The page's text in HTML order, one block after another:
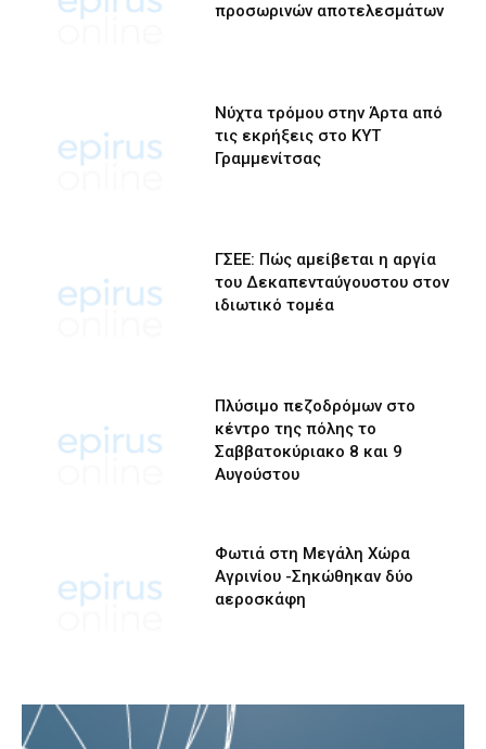
προσωρινών αποτελεσμάτων
Νύχτα τρόμου στην Άρτα από
τις εκρήξεις στο ΚΥΤ
Γραμμενίτσας
ΓΣΕΕ: Πώς αμείβεται η αργία
του Δεκαπενταύγουστου στον
ιδιωτικό τομέα
Πλύσιμο πεζοδρόμων στο
κέντρο της πόλης το
Σαββατοκύριακο 8 και 9
Αυγούστου
Φωτιά στη Μεγάλη Χώρα
Αγρινίου -Σηκώθηκαν δύο
αεροσκάφη